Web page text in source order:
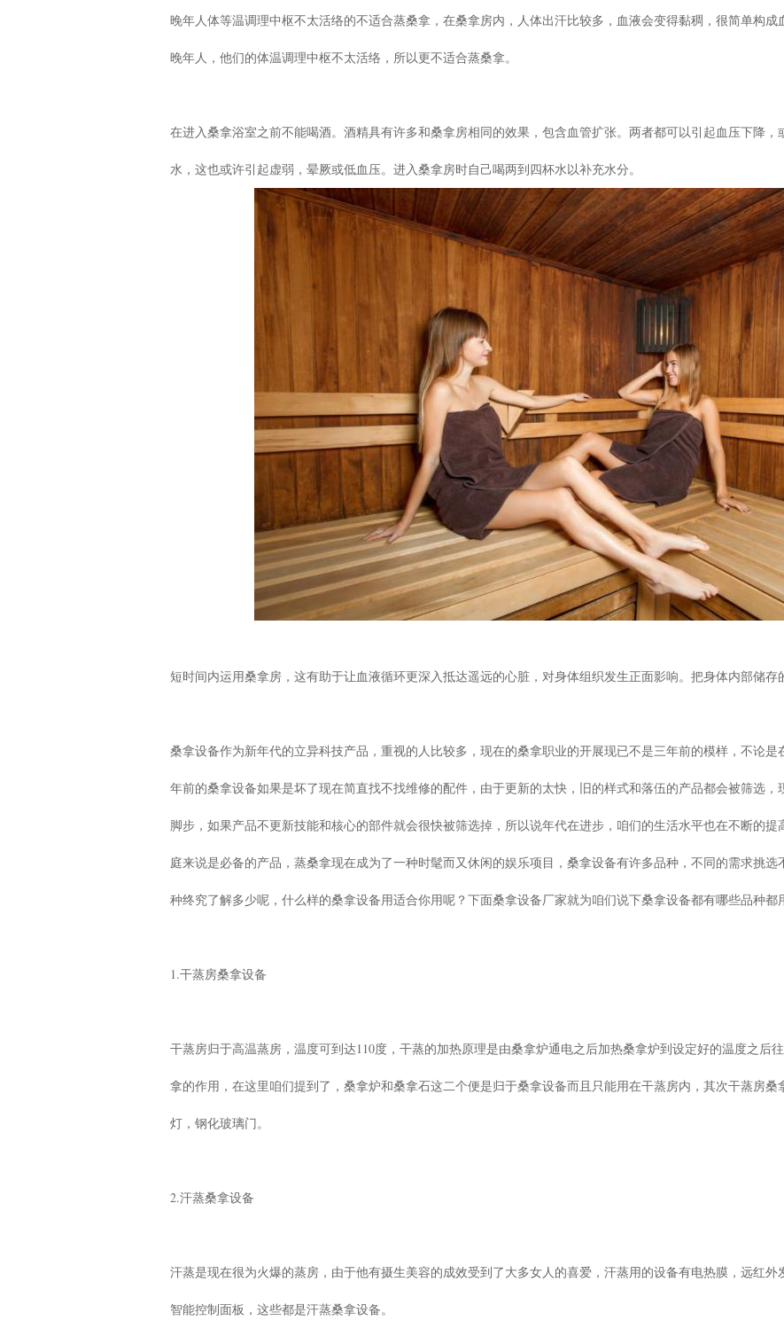
晚年人体等温调理中枢不太活络的不适合蒸桑拿，在桑拿房内，人体出汗比较多，血液会变得黏稠，很简单构
晚年人，他们的体温调理中枢不太活络，所以更不适合蒸桑拿。
在进入桑拿浴室之前不能喝酒。酒精具有许多和桑拿房相同的效果，包含血管扩张。两者都可以引起血压下降
水，这也或许引起虚弱，晕厥或低血压。进入桑拿房时自己喝两到四杯水以补充水分。
短时间内运用桑拿房，这有助于让血液循环更深入抵达遥远的心脏，对身体组织发生正面影响。把身体内部储存
桑拿设备作为新年代的立异科技产品，重视的人比较多，现在的桑拿职业的开展现已不是三年前的模样，不论
年前的桑拿设备如果是坏了现在简直找不找维修的配件，由于更新的太快，旧的样式和落伍的产品都会被筛选
脚步，如果产品不更新技能和核心的部件就会很快被筛选掉，所以说年代在进步，咱们的生活水平也在不断的
庭来说是必备的产品，蒸桑拿现在成为了一种时髦而又休闲的娱乐项目，桑拿设备有许多品种，不同的需求挑
种终究了解多少呢，什么样的桑拿设备用适合你用呢？下面桑拿设备厂家就为咱们说下桑拿设备都有哪些品种都
1.干蒸房桑拿设备
干蒸房归于高温蒸房，温度可到达110度，干蒸的加热原理是由桑拿炉通电之后加热桑拿炉到设定好的温度之后
拿的作用，在这里咱们提到了，桑拿炉和桑拿石这二个便是归于桑拿设备而且只能用在干蒸房内，其次干蒸房
灯，钢化玻璃门。
2.汗蒸桑拿设备
汗蒸是现在很为火爆的蒸房，由于他有摄生美容的成效受到了大多女人的喜爱，汗蒸用的设备有电热膜，远红外
智能控制面板，这些都是汗蒸桑拿设备。